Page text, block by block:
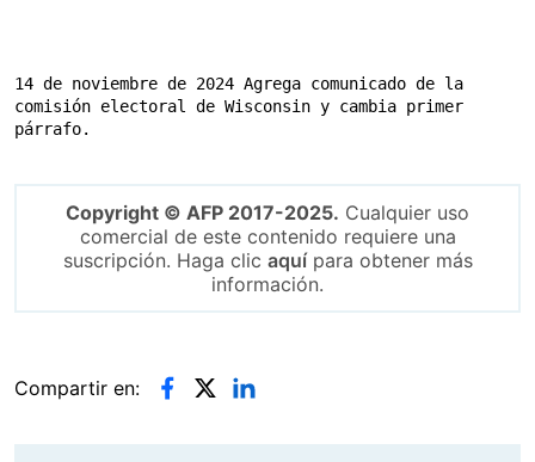
14 de noviembre de 2024 Agrega comunicado de la
comisión electoral de Wisconsin y cambia primer
párrafo.
Copyright © AFP 2017-2025. Cualquier uso
comercial de este contenido requiere una
suscripción. Haga clic aquípara obtener más
información.
Compartir en: